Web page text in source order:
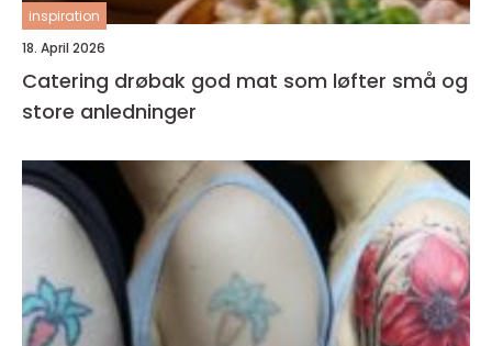
inspiration
18. April 2026
Catering drøbak god mat som løfter små og
store anledninger